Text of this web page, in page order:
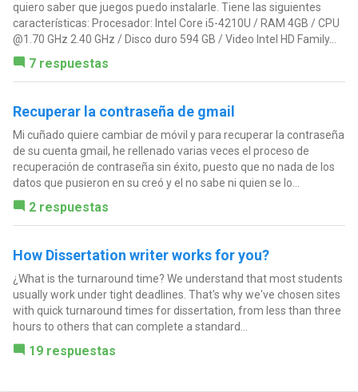
quiero saber que juegos puedo instalarle. Tiene las siguientes
características: Procesador: Intel Core i5-4210U / RAM 4GB / CPU
@1.70 GHz 2.40 GHz / Disco duro 594 GB / Video Intel HD Family...
7 respuestas
Recuperar la contraseña de gmail
Mi cuñado quiere cambiar de móvil y para recuperar la contraseña
de su cuenta gmail, he rellenado varias veces el proceso de
recuperación de contraseña sin éxito, puesto que no nada de los
datos que pusieron en su creó y el no sabe ni quien se lo...
2 respuestas
How Dissertation writer works for you?
¿What is the turnaround time? We understand that most students
usually work under tight deadlines. That's why we've chosen sites
with quick turnaround times for dissertation, from less than three
hours to others that can complete a standard...
19 respuestas